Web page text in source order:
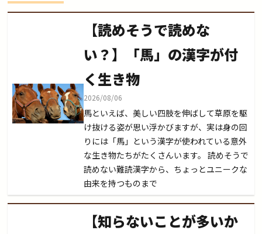
【読めそうで読めな
い？】「馬」の漢字が付
く生き物
2026/08/06
馬といえば、美しい四肢を伸ばして草原を駆
け抜ける姿が思い浮かびますが、実は身の回
りには「馬」という漢字が使われている意外
な生き物たちがたくさんいます。 読めそうで
読めない難読漢字から、ちょっとユニークな
由来を持つものまで
【知らないことが多いか